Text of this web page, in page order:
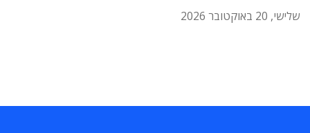
שלישי, 20 באוקטובר 2026